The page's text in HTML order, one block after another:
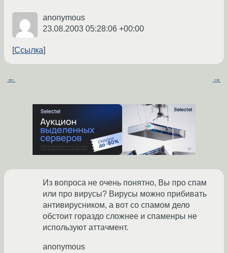
anonymous
23.08.2003 05:28:06 +00:00
Ссылка
← →
Из вопроса не очень понятно, Вы про спам
или про вирусы? Вирусы можно прибивать
антивирусником, а вот со спамом дело
обстоит гораздо сложнее и спаменры не
используют аттачмент.
anonymous